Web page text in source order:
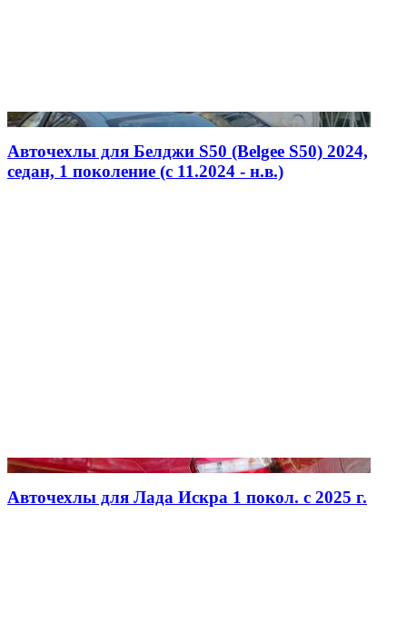
Авточехлы для Белджи S50 (Belgee S50) 2024,
седан, 1 поколение (c 11.2024 - н.в.)
Авточехлы для Лада Искра 1 покол. с 2025 г.